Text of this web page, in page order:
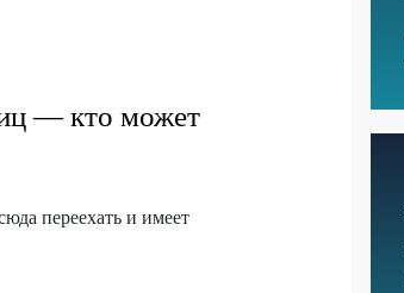
— кто может
переехать и имеет